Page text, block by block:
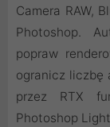
Camera RAW,
Photoshop.
popraw
ogranicz liczbę
przez RTX
Photoshop